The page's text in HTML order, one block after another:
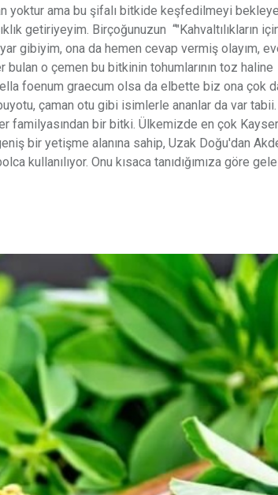
yoktur ama bu şifalı bitkide keşfedilmeyi
getiriyeyim. Birçoğunuzun “"Kahvaltılıkların
gibiyim, ona da hemen cevap vermiş olayım,
bulan o çemen bu bitkinin tohumlarının toz haline
foenum graecum olsa da elbette biz ona çok
çaman otu gibi isimlerle ananlar da var
familyasından bir bitki. Ülkemizde en çok
bir yetişme alanına sahip, Uzak Doğu'dan
kullanılıyor. Onu kısaca tanıdığımıza göre